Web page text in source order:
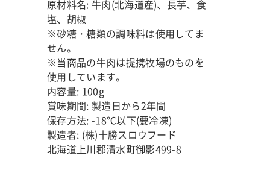
原材料名: 牛肉(北海道産)、長芋、食
塩、胡椒
※砂糖・糖類の調味料は使用してま
せん。
※当商品の牛肉は提携牧場のものを
使用しています。
内容量: 100g
賞味期間: 製造日から2年間
保存方法: -18℃以下(要冷凍)
製造者: (株)十勝スロウフード
北海道上川郡清水町御影499-8